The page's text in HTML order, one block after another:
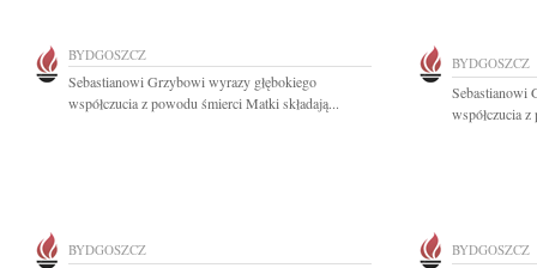
BYDGOSZCZ
Sebastianowi Grzybowi wyrazy głębokiego
współczucia z powodu śmierci Matki składają...
BYDGOSZCZ
Sebastianowi
współczucia
BYDGOSZCZ BYDGOSZCZ